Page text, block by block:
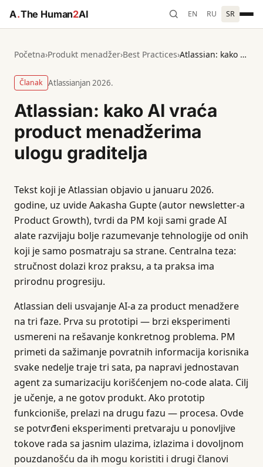
A.The Human2AI EN RU SR
Početna›Produkt menadžer›Best Practices› Atlassian: kako AI vraća product menadžerima ulogu graditelja
Članak Atlassianjan 2026.
Atlassian: kako AI vraća
product menadžerima
ulogu graditelja
Tekst koji je Atlassian objavio u januaru 2026.
godine, uz uvide Aakasha Gupte (autor newsletter-a
Product Growth), tvrdi da PM koji sami grade AI
alate razvijaju bolje razumevanje tehnologije od onih
koji je samo posmatraju sa strane. Centralna teza:
stručnost dolazi kroz praksu, a ta praksa ima
prirodnu progresiju.
Atlassian deli usvajanje AI-a za product menadžere
na tri faze. Prva su prototipi — brzi eksperimenti
usmereni na rešavanje konkretnog problema. PM
primeti da sažimanje povratnih informacija korisnika
svake nedelje traje tri sata, pa napravi jednostavan
agent za sumarizaciju korišćenjem no-code alata. Cilj
je učenje, a ne gotov produkt. Ako prototip
funkcioniše, prelazi na drugu fazu — procesa. Ovde
se potvrđeni eksperimenti pretvaraju u ponovljive
tokove rada sa jasnim ulazima, izlazima i dovoljnom
pouzdanošću da ih mogu koristiti i drugi članovi